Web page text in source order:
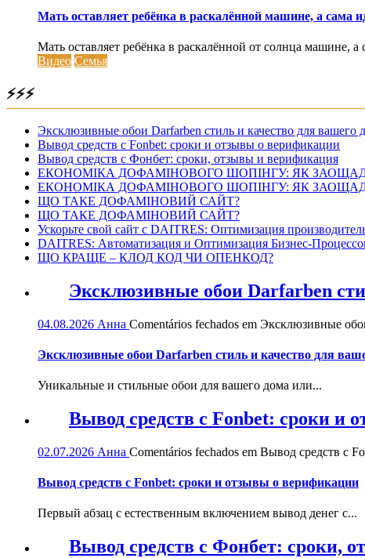
Мать оставляет ребёнка в раскалённой машине, а сама
Мать оставляет ребёнка в раскалённой от солнца машине,
Видео Семья
⚡⚡⚡
Эксклюзивные обои Darfarben стиль и качество для вашего
Вывод средств с Fonbet: сроки и отзывы о верификации
Вывод средств с Фонбет: сроки, отзывы и верификация
ЕКОНОМІКА ДОФАМІНОВОГО ШОПІНГУ: ЯК
ЕКОНОМІКА ДОФАМІНОВОГО ШОПІНГУ: ЯК
ЩО ТАКЕ ДОФАМІНОВИЙ САЙТ?
ЩО ТАКЕ ДОФАМІНОВИЙ САЙТ?
Ускорьте свой сайт с DAITRES: Оптимизация
DAITRES: Автоматизация и Оптимизация Бизнес-
ЩО КРАЩЕ – КЛОД КОД ЧИ ОПЕНКОД?
Эксклюзивные обои Darfarben
04.08.2026 Анна Comentários fechados em Эксклюзивные
Эксклюзивные обои Darfarben стиль и качество для
Уникальные и стильные обои для вашего дома или...
Вывод средств с Fonbet: сроки и
02.07.2026 Анна Comentários fechados em Вывод средств с
Вывод средств с Fonbet: сроки и отзывы о верификации
Первый абзац с естественным включением вывод денег с...
Вывод средств с Фонбет: сроки,